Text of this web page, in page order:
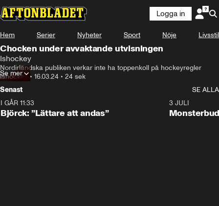
Logga in
Hem Serier Nyheter Sport Nöje Livsstil
Chocken under avvaktande utvisningen
Ishockey
Nordirländska publiken verkar inte ha toppenkoll på hockeyregler
Ishockey• 16.03.24 • 24 sek
Se mer
Senast
SE ALLA
I GÅR 11:33
Björck: ”Lättare att andas”
3 JULI